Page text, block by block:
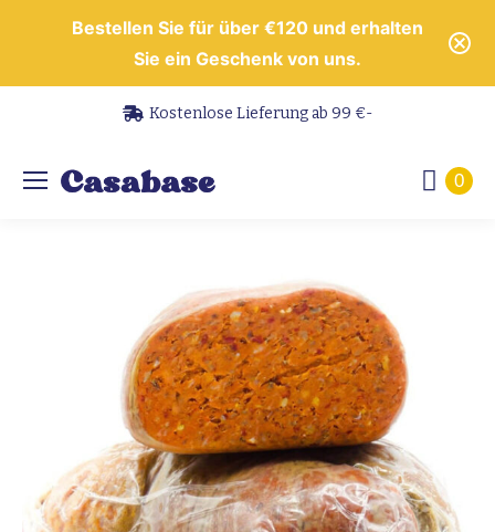
Bestellen Sie für über €120 und erhalten
Sie ein Geschenk von uns.
Kostenlose Lieferung ab 99 €-
0